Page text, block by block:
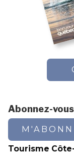
Abonnez-
Tourisme